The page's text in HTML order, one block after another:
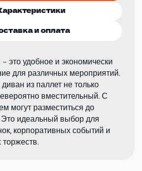
и оплата
это удобное и экономически
для различных мероприятий.
из паллет не только
вместительный. С
могут разместиться до
Это идеальный выбор для
корпоративных событий и